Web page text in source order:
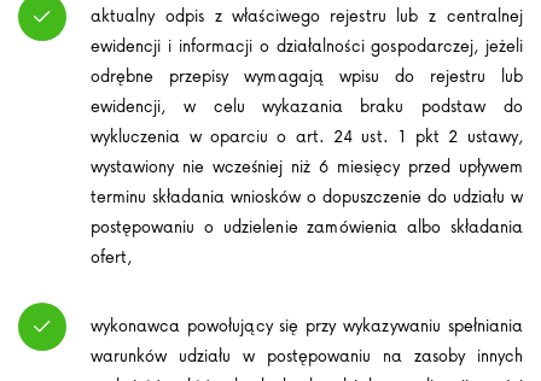
aktualny odpis z właściwego rejestru lub z centralnej
ewidencji i informacji o działalności gospodarczej, jeżeli
odrębne przepisy wymagają wpisu do rejestru lub
ewidencji, w celu wykazania braku podstaw do
wykluczenia w oparciu o art. 24 ust. 1 pkt 2 ustawy,
wystawiony nie wcześniej niż 6 miesięcy przed upływem
terminu składania wniosków o dopuszczenie do udziału w
postępowaniu o udzielenie zamówienia albo składania
ofert,
wykonawca powołujący się przy wykazywaniu spełniania
warunków udziału w postępowaniu na zasoby innych